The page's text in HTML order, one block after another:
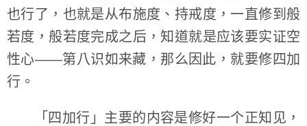
也行了，也就是从布施度、持戒度，一直修到般
若度，般若度完成之后，知道就是应该要实证空
性心——第八识如来藏，那么因此，就要修四加
行。
「四加行」主要的内容是修好一个正知见，